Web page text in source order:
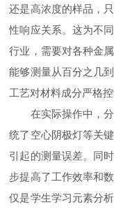
还是高浓度的样品，
性响应关系。这为不
行业，需要对各种金
能够测量从百分之几
工艺对材料成分严格控
在实际操作中，分
统了空心阴极灯等关
引起的测量误差。同
步提高了工作效率和
仅是学生学习元素分